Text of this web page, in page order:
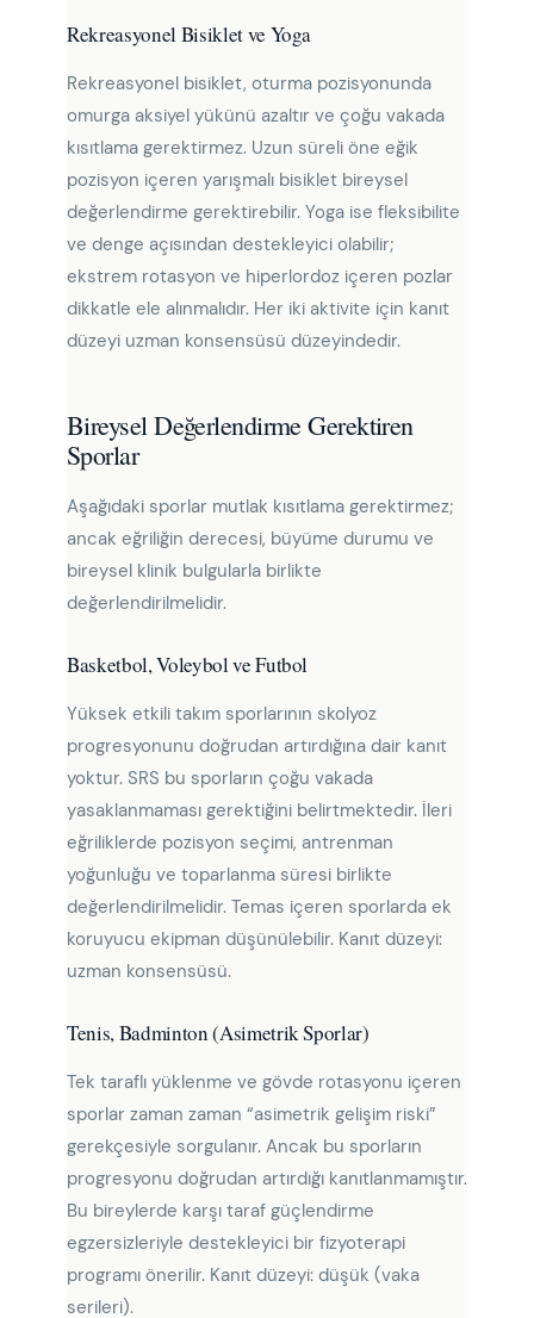
Rekreasyonel Bisiklet ve Yoga
Rekreasyonel bisiklet, oturma pozisyonunda
omurga aksiyel yükünü azaltır ve çoğu vakada
kısıtlama gerektirmez. Uzun süreli öne eğik
pozisyon içeren yarışmalı bisiklet bireysel
değerlendirme gerektirebilir. Yoga ise fleksibilite
ve denge açısından destekleyici olabilir;
ekstrem rotasyon ve hiperlordoz içeren pozlar
dikkatle ele alınmalıdır. Her iki aktivite için kanıt
düzeyi uzman konsensüsü düzeyindedir.
Bireysel Değerlendirme Gerektiren
Sporlar
Aşağıdaki sporlar mutlak kısıtlama gerektirmez;
ancak eğriliğin derecesi, büyüme durumu ve
bireysel klinik bulgularla birlikte
değerlendirilmelidir.
Basketbol, Voleybol ve Futbol
Yüksek etkili takım sporlarının skolyoz
progresyonunu doğrudan artırdığına dair kanıt
yoktur. SRS bu sporların çoğu vakada
yasaklanmaması gerektiğini belirtmektedir. İleri
eğriliklerde pozisyon seçimi, antrenman
yoğunluğu ve toparlanma süresi birlikte
değerlendirilmelidir. Temas içeren sporlarda ek
koruyucu ekipman düşünülebilir. Kanıt düzeyi:
uzman konsensüsü.
Tenis, Badminton (Asimetrik Sporlar)
Tek taraflı yüklenme ve gövde rotasyonu içeren
sporlar zaman zaman “asimetrik gelişim riski”
gerekçesiyle sorgulanır. Ancak bu sporların
progresyonu doğrudan artırdığı kanıtlanmamıştır.
Bu bireylerde karşı taraf güçlendirme
egzersizleriyle destekleyici bir fizyoterapi
programı önerilir. Kanıt düzeyi: düşük (vaka
serileri).